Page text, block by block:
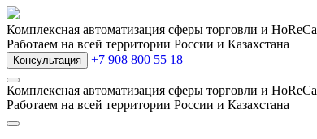
Комплексная автоматизация сферы торговли и HoReCa
Работаем на всей территории России и Казахстана
Консультация +7 908 800 55 18
Комплексная автоматизация сферы торговли и HoReCa
Работаем на всей территории России и Казахстана